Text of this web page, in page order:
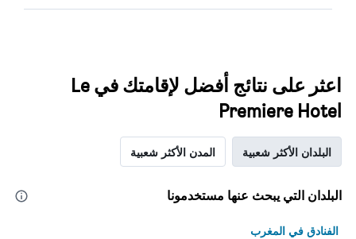
اعثر على نتائج أفضل لإقامتك في Le
Premiere Hotel
البلدان الأكثر شعبية المدن الأكثر شعبية
البلدان التي يبحث عنها مستخدمونا
الفنادق في المغرب